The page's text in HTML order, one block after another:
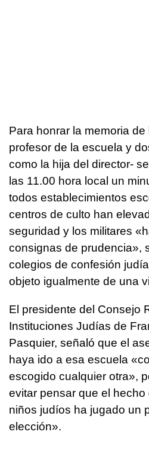
Para honrar la memoria
profesor de la escuela y
como la hija del director-
las 11.00 hora local un
todos establecimientos
centros de culto han
seguridad y los militares
consignas de prudencia»,
colegios de confesión
objeto igualmente de una
El presidente del Consejo
Instituciones Judías de
Pasquier, señaló que el
haya ido a esa escuela
escogido cualquier otra»,
evitar pensar que el
niños judíos ha jugado un
elección».